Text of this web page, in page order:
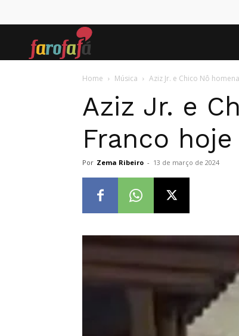
Home Música Aziz Jr. e Chico Nô
Aziz Jr. e
Franco
Por Zema Ribeiro - 13 de março de 2024